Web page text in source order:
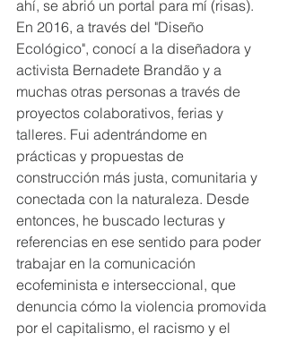
ahí, se abrió un portal para mí (risas).
En 2016, a través del "Diseño
Ecológico", conocí a la diseñadora y
activista Bernadete Brandão y a
muchas otras personas a través de
proyectos colaborativos, ferias y
talleres. Fui adentrándome en
prácticas y propuestas de
construcción más justa, comunitaria y
conectada con la naturaleza. Desde
entonces, he buscado lecturas y
referencias en ese sentido para poder
trabajar en la comunicación
ecofeminista e interseccional, que
denuncia cómo la violencia promovida
por el capitalismo, el racismo y el